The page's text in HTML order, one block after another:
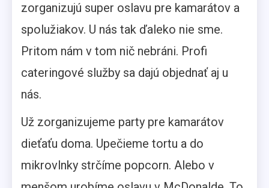
zorganizujú super oslavu pre kamarátov a
spolužiakov. U nás tak ďaleko nie sme.
Pritom nám v tom nič nebráni. Profi
cateringové služby sa dajú objednať aj u
nás.
Už zorganizujeme party pre kamarátov
dieťaťu doma. Upečieme tortu a do
mikrovlnky strčíme popcorn. Alebo v